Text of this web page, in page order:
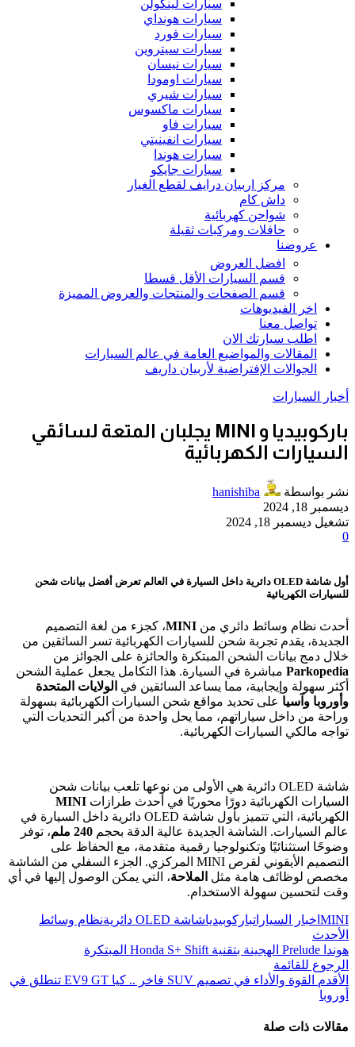
سيارات لينكولن
سيارات هونداي
سيارات فورد
سيارات سيتروين
سيارات نيسان
سيارات اومودا
سيارات شيري
سيارات ماكسوس
سيارات فاو
سيارات انفينيتي
سيارات هوندا
سيارات جايكو
مركز اربيان درايف لقطع الغيار
داش كام
شواحن كهربائية
حافلات ومركبات ثقيلة
عروضنا
افضل العروض
قسم السيارات الأقل قسطا
قسم الصفحات والمنتجات والعروض المميزة
اخر الفيديوهات
تواصل معنا
اطلب سيارتك الان
المقالات والمواضيع العامة في عالم السيارات
الجوالات الإفتراضية لأربيان داريف
أخبار السيارات
باركوبيديا و MINI يجلبان المتعة لسائقي
السيارات الكهربائية
نشر بواسطة
hanishiba
ديسمبر 18, 2024
تشغيل ديسمبر 18, 2024
0
أول شاشة OLED دائرية داخل السيارة في العالم تعرض أفضل بيانات شحن
للسيارات الكهربائية
أحدث نظام وسائط دائري من MINI، كجزء من لغة التصميم
الجديدة، يقدم تجربة شحن للسيارات الكهربائية تسر السائقين من
خلال دمج بيانات الشحن المبتكرة والحائزة على الجوائز من
Parkopedia مباشرة في السيارة. هذا التكامل يجعل عملية الشحن
أكثر سهولة وإيجابية، مما يساعد السائقين في الولايات المتحدة
وأوروبا وآسيا على تحديد مواقع شحن السيارات الكهربائية بسهولة
وراحة من داخل سياراتهم، مما يحل واحدة من أكبر التحديات التي
تواجه مالكي السيارات الكهربائية.
شاشة OLED دائرية هي الأولى من نوعها تلعب بيانات شحن
السيارات الكهربائية دورًا محوريًا في أحدث طرازات MINI
الكهربائية، التي تتميز بأول شاشة OLED دائرية داخل السيارة في
عالم السيارات. الشاشة الجديدة عالية الدقة بحجم 240 ملم
، توفر
وضوحًا استثنائيًا وتكنولوجيا رقمية متقدمة، مع الحفاظ على
التصميم الأيقوني لقرص MINI المركزي. الجزء السفلي من الشاشة
مخصص لوظائف هامة مثل الملاحة، التي يمكن الوصول إليها في أي
وقت لتحسين سهولة الاستخدام.
MINI اخبار السياراتباركوبيدياشاشة OLED دائرية
نظام وسائط
الأحدث
هوندا Prelude الهجينة بتقنية Honda S+ Shift المبتكرة
الرجوع للقائمة
الأقدم
القوة والأداء في تصميم SUV فاخر .. كيا EV9 GT تنطلق في
أوروبا
مقالات ذات صلة